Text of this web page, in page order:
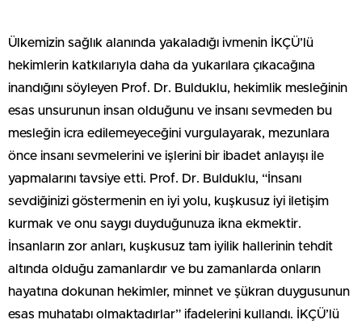
Ülkemizin sağlık alanında yakaladığı ivmenin İKÇÜ’lü
hekimlerin katkılarıyla daha da yukarılara çıkacağına
inandığını söyleyen Prof. Dr. Bulduklu, hekimlik mesleğinin
esas unsurunun insan olduğunu ve insanı sevmeden bu
mesleğin icra edilemeyeceğini vurgulayarak, mezunlara
önce insanı sevmelerini ve işlerini bir ibadet anlayışı ile
yapmalarını tavsiye etti. Prof. Dr. Bulduklu, “İnsanı
sevdiğinizi göstermenin en iyi yolu, kuşkusuz iyi iletişim
kurmak ve onu saygı duyduğunuza ikna ekmektir.
İnsanların zor anları, kuşkusuz tam iyilik hallerinin tehdit
altında olduğu zamanlardır ve bu zamanlarda onların
hayatına dokunan hekimler, minnet ve şükran duygusunun
esas muhatabı olmaktadırlar” ifadelerini kullandı. İKÇÜ’lü